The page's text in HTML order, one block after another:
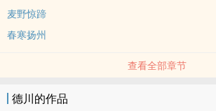
麦野惊蹄
春寒扬州
查看全部章节
德川的作品